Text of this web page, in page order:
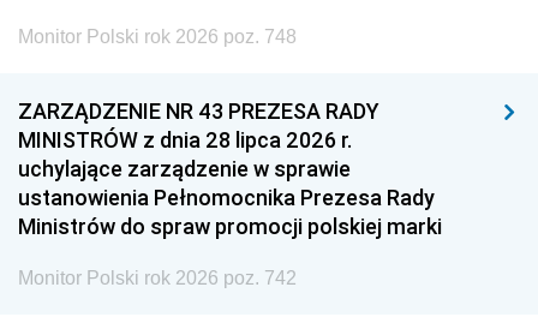
Monitor Polski rok 2026 poz. 748
ZARZĄDZENIE NR 43 PREZESA RADY
MINISTRÓW z dnia 28 lipca 2026 r.
uchylające zarządzenie w sprawie
ustanowienia Pełnomocnika Prezesa Rady
Ministrów do spraw promocji polskiej marki
Monitor Polski rok 2026 poz. 742